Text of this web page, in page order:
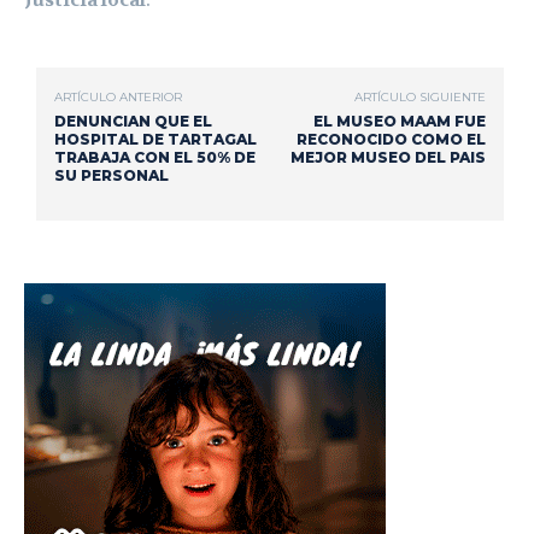
ARTÍCULO ANTERIOR
DENUNCIAN QUE EL
HOSPITAL DE TARTAGAL
TRABAJA CON EL 50% DE
SU PERSONAL
ARTÍCULO SIGUIENTE
EL MUSEO MAAM FUE
RECONOCIDO COMO EL
MEJOR MUSEO DEL PAIS